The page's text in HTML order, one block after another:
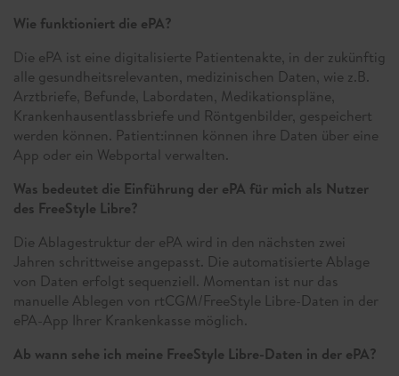
Wie funktioniert die ePA?
Die ePA ist eine digitalisierte Patientenakte, in der zukünftig
alle gesundheitsrelevanten, medizinischen Daten, wie z.B.
Arztbriefe, Befunde, Labordaten, Medikationspläne,
Krankenhausentlassbriefe und Röntgenbilder, gespeichert
werden können. Patient:innen können ihre Daten über eine
App oder ein Webportal verwalten.
Was bedeutet die Einführung der ePA für mich als Nutzer
des FreeStyle Libre?
Die Ablagestruktur der ePA wird in den nächsten zwei
Jahren schrittweise angepasst. Die automatisierte Ablage
von Daten erfolgt sequenziell. Momentan ist nur das
manuelle Ablegen von rtCGM/FreeStyle Libre-Daten in der
ePA-App Ihrer Krankenkasse möglich.
Ab wann sehe ich meine FreeStyle Libre-Daten in der ePA?